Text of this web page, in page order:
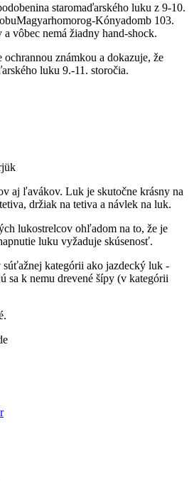
staromaďarského luku z 9-10.
Kónyadomb 103.
vôbec nemá žiadny hand-shock.
známkou a dokazuje, že
luku 9.-11. storočia.
aj ľavákov. Luk je skutočne krásny na
držiak na tetiva a návlek na luk.
lukostrelcov ohľadom na to, že je
luku vyžaduje skúsenosť.
kategórii ako jazdecký luk -
sa k nemu drevené šípy (v kategórii